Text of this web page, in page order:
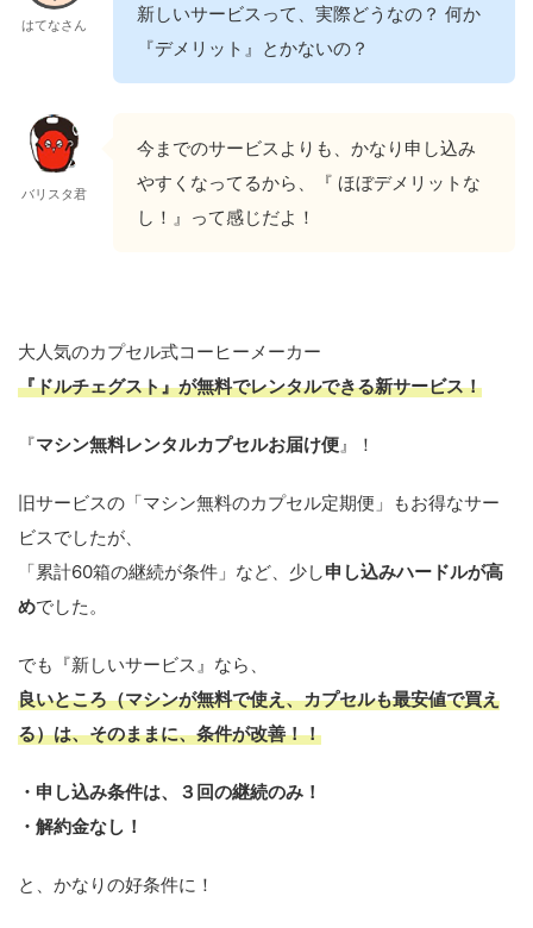
はてなさん
新しいサービスって、実際どうなの？ 何か
『デメリット』とかないの？
バリスタ君
今までのサービスよりも、かなり申し込み
やすくなってるから、『 ほぼデメリットな
し！』って感じだよ！
大人気のカプセル式コーヒーメーカー
『ドルチェグスト』が無料でレンタルできる新サービス！
『マシン無料レンタルカプセルお届け便』！
旧サービスの「マシン無料のカプセル定期便」もお得なサー
ビスでしたが、
「累計60箱の継続が条件」など、少し申し込みハードルが高
めでした。
でも『新しいサービス』なら、
良いところ（マシンが無料で使え、カプセルも最安値で買え
る）は、そのままに、条件が改善！！
・申し込み条件は、３回の継続のみ！
・解約金なし！
と、かなりの好条件に！